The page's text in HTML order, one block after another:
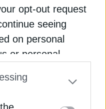
opt-out request
seeing
on personal
or personal
separately opt-out
προσαρμοσμένα
ύψους 1 δισ. ευρώ
180 εκατ. έως το 2031